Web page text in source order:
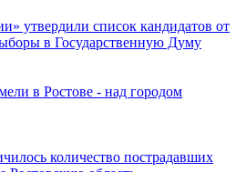
утвердили список кандидатов от
в Государственную Думу
в Ростове - над городом
количество пострадавших